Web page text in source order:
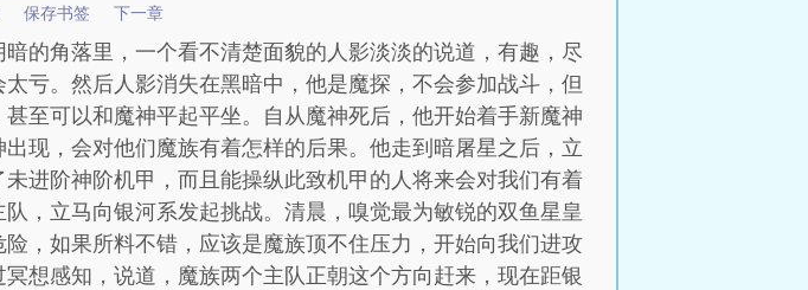
保存书签 下一章
的角落里，一个看不清楚面貌的人影淡淡的说道，有趣，尽
亏。然后人影消失在黑暗中，他是魔探，不会参加战斗，但
至可以和魔神平起平坐。自从魔神死后，他开始着手新魔神
现，会对他们魔族有着怎样的后果。他走到暗屠星之后，立
进阶神阶机甲，而且能操纵此致机甲的人将来会对我们有着
，立马向银河系发起挑战。清晨，嗅觉最为敏锐的双鱼星皇
，如果所料不错，应该是魔族顶不住压力，开始向我们进攻
想感知，说道，魔族两个主队正朝这个方向赶来，现在距银